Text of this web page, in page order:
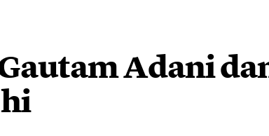
Adani